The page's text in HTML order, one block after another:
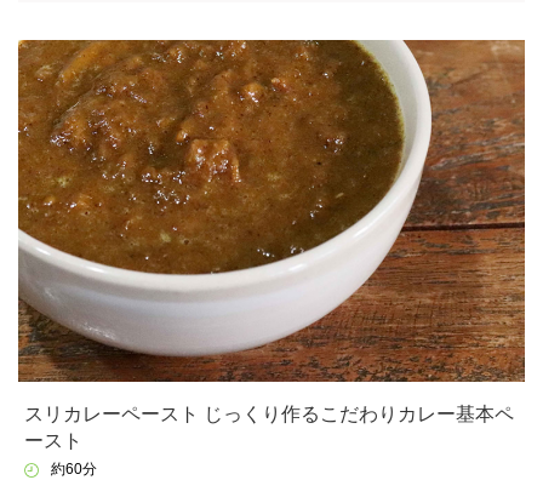
スリカレーペースト じっくり作るこだわりカレー基本ペ
ースト
約60分